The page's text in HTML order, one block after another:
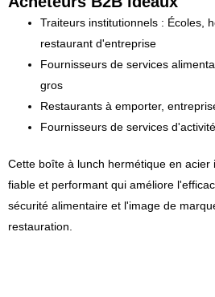
Traiteurs institutionnels : Écoles,
restaurant d'entreprise
Fournisseurs de services
gros
Restaurants à emporter,
Fournisseurs de services
Cette boîte à lunch hermétique en acier
fiable et performant qui améliore
sécurité alimentaire et l'image de
restauration.